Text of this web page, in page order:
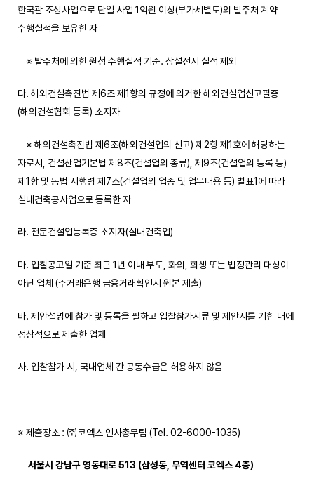
한국관 조성사업으로 단일 사업 1억원 이상(부가세별도)의 발주처 계약
수행실적을 보유한 자
※ 발주처에 의한 원청 수행실적 기준. 상설전시 실적 제외
다. 해외건설촉진법 제6조 제1항의 규정에 의거한 해외건설업신고필증
(해외건설협회 등록) 소지자
※ 해외건설촉진법 제6조(해외건설업의 신고) 제2항 제1호에 해당하는
자로서, 건설산업기본법 제8조(건설업의 종류), 제9조(건설업의 등록 등)
제1항 및 동법 시행령 제7조(건설업의 업종 및 업무내용 등) 별표1에 따라
실내건축공사업으로 등록한 자
라. 전문건설업등록증 소지자(실내건축업)
마. 입찰공고일 기준 최근 1년 이내 부도, 화의, 회생 또는 법정관리 대상이
아닌 업체 (주거래은행 금융거래확인서 원본 제출)
바. 제안설명에 참가 및 등록을 필하고 입찰참가서류 및 제안서를 기한 내에
정상적으로 제출한 업체
사. 입찰참가 시, 국내업체 간 공동수급은 허용하지 않음
※ 제출장소 : ㈜코엑스 인사총무팀 (Tel. 02-6000-1035)
서울시 강남구 영동대로513 (삼성동, 무역센터 코엑스 4층)